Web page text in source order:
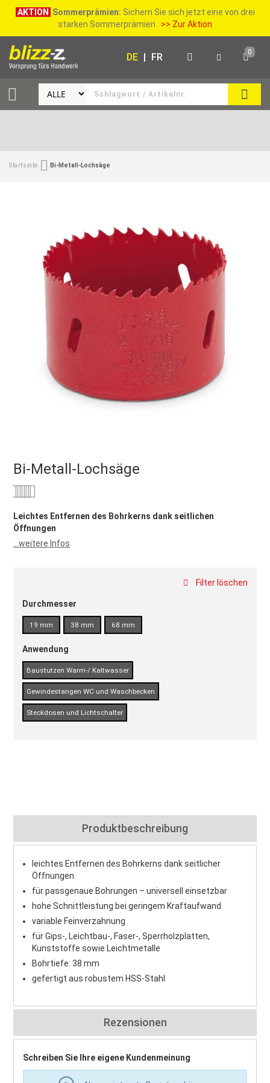
AKTION Sommerprämien: Sichern Sie sich jetzt eine von drei
starken Sommerprämien >> Zur Aktion
SUCHE
DE | FR 0
Startseite Bi-Metall-Lochsäge
Bi-Metall-Lochsäge
Bewertung:
Leichtes Entfernen des Bohrkerns dank seitlichen
Öffnungen
...weitere Infos
Filter löschen
Durchmesser
19 mm 38 mm 68 mm
Anwendung
Baustutzen Warm-/ Kaltwasser
Gewindestangen WC und Waschbecken
Steckdosen und Lichtschalter
Produktbeschreibung
leichtes Entfernen des Bohrkerns dank seitlicher
Öffnungen
für passgenaue Bohrungen – universell einsetzbar
hohe Schnittleistung bei geringem Kraftaufwand
variable Feinverzahnung
für Gips-, Leichtbau-, Faser-, Sperrholzplatten,
Kunststoffe sowie Leichtmetalle
Bohrtiefe: 38 mm
gefertigt aus robustem HSS-Stahl
Rezensionen
Schreiben Sie Ihre eigene Kundenmeinung